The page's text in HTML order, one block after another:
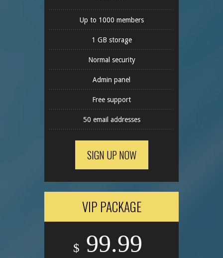
Up to 1000 members
1 GB storage
Normal security
Admin panel
Free support
50 email addresses
SIGN UP NOW
VIP PACKAGE
$ 99.99